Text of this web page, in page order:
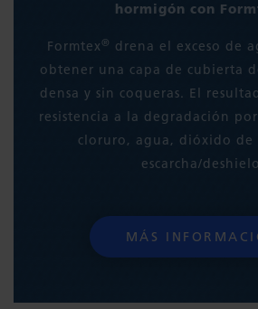
hormigón con
Formtex ® drena el exceso de
obtener una capa de cubierta
densa y sin coqueras. El
resistencia a la degradación
cloruro, agua, dióxido de
escarcha/
MÁS